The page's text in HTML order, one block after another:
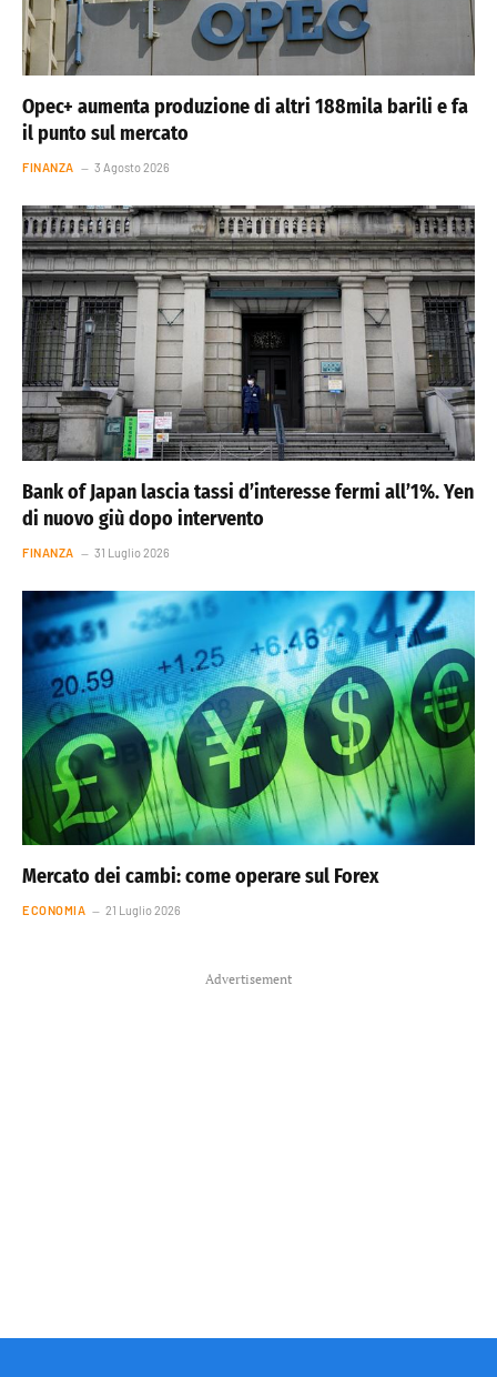
Opec+ aumenta produzione di altri 188mila barili e fa
il punto sul mercato
FINANZA 3 Agosto 2026
Bank of Japan lascia tassi d’interesse fermi all’1%. Yen
di nuovo giù dopo intervento
FINANZA 31 Luglio 2026
Mercato dei cambi: come operare sul Forex
ECONOMIA 21 Luglio 2026
Advertisement